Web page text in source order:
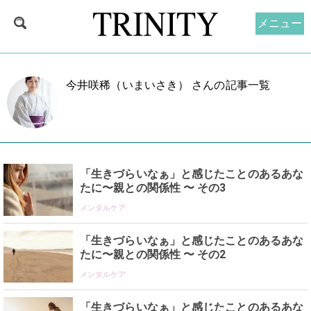
今井咲稀（いまいさき） さんの記事一覧
「生きづらいなぁ」と感じたことのあるあな
たに〜親との関係性 〜 その3
メンタルケア
「生きづらいなぁ」と感じたことのあるあな
たに〜親との関係性 〜 その2
メンタルケア
「生きづらいなぁ」と感じたことのあるあな
メニュー